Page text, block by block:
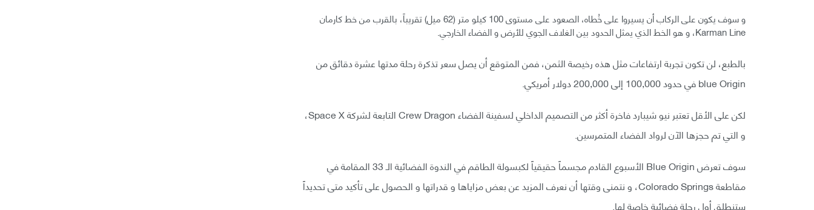
و سوف يكون على الركاب أن يسيروا على خُطاه، الصعود على مستوى 100 كيلو متر (62 ميل) تقريباً، بالقرب من خط كارمان
Karman Line، و هو الخط الذي يمثل الحدود بين الغلاف الجوي للأرض و الفضاء الخارجي.
بالطبع، لن تكون تجربة ارتفاعات مثل هذه رخيصة الثمن، فمن المتوقع أن يصل سعر تذكرة رحلة مدتها عشرة دقائق من
blue Origin في حدود 100,000 إلى 200,000 دولار أمريكي.
لكن على الأقل تعتبر نيو شيبارد فاخرة أكثر من التصميم الداخلي لسفينة الفضاء Crew Dragon التابعة لشركة Space X،
و التي تم حجزها الآن لرواد الفضاء المتمرسين.
سوف تعرض Blue Origin الأسبوع القادم مجسماً حقيقياً لكبسولة الطاقم في الندوة الفضائية الـ 33 المقامة في
مقاطعة Colorado Springs، و نتمنى وقتها أن نعرف المزيد عن بعض مزاياها و قدراتها و الحصول على تأكيد متى تحديداً
ستنطلق أول رحلة فضائية خاصة لها.